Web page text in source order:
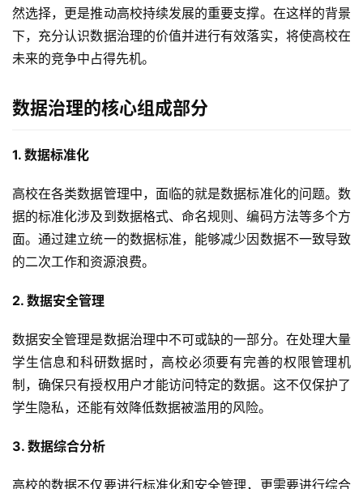
然选择，更是推动高校持续发展的重要支撑。在这样的背景
下，充分认识数据治理的价值并进行有效落实，将使高校在
未来的竞争中占得先机。
数据治理的核心组成部分
1. 数据标准化
高校在各类数据管理中，面临的就是数据标准化的问题。数
据的标准化涉及到数据格式、命名规则、编码方法等多个方
面。通过建立统一的数据标准，能够减少因数据不一致导致
的二次工作和资源浪费。
2. 数据安全管理
数据安全管理是数据治理中不可或缺的一部分。在处理大量
学生信息和科研数据时，高校必须要有完善的权限管理机
制，确保只有授权用户才能访问特定的数据。这不仅保护了
学生隐私，还能有效降低数据被滥用的风险。
3. 数据综合分析
高校的数据不仅要进行标准化和安全管理，更需要进行综合